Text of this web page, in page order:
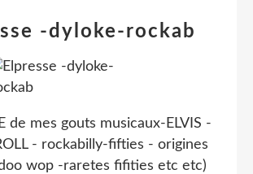
-dyloke-rockab
de mes gouts musicaux-ELVIS -
- rockabilly-fifties - origines
wop -raretes fifities etc etc)